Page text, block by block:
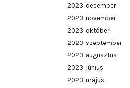
2023. december
2023. november
2023. október
2023. szeptember
2023. augusztus
2023. június
2023. május